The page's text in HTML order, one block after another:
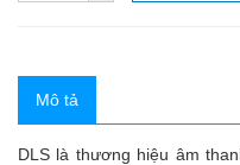
Mô tả
DLS là thương hiệu âm